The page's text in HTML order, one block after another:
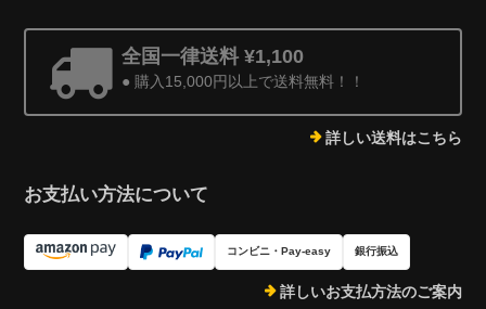
全国一律送料 ¥1,100
● 購入15,000円以上で送料無料！！
詳しい送料はこちら
お支払い方法について
コンビニ・Pay-easy 銀行振込
詳しいお支払方法のご案内